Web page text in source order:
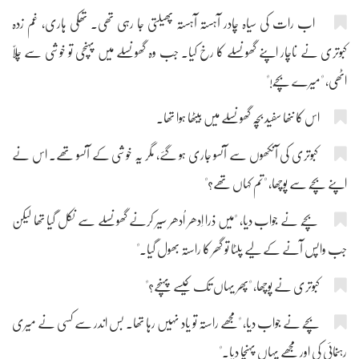
اب رات کی سیاہ چادر آہستہ آہستہ پھیلتی جا رہی تھی۔ تھکی ہاری، غم زدہ
کبوتری نے ناچار اپنے گھونسلے کا رخ کیا۔ جب وہ گھونسلے میں پہنچی تو خوشی سے چلّا
اٹھی، "میرے بچّے!"
اس کا ننھا سفید بچّہ گھونسلے میں بیٹھا ہوا تھا۔
کبوتری کی آنکھوں سے آنسو جاری ہو گئے، مگر یہ خوشی کے آنسو تھے۔ اس نے
اپنے بچّے سے پوچھا، "تم کہاں تھے؟"
بچّے نے جواب دیا، "میں ذرا اِدھر اُدھر سیر کرنے گھونسلے سے نکل گیا تھا لیکن
جب واپس آنے کے لیے پلٹا تو گھر کا راستہ بھول گیا۔"
کبوتری نے پوچھا، "پھر یہاں تک کیسے پہنچے؟"
بچّے نے جواب دیا، "مجھے راستہ تو یاد نہیں رہا تھا۔ بس اندر سے کسی نے میری
رہنمائی کی اور مجھے یہاں پہنچا دیا۔"